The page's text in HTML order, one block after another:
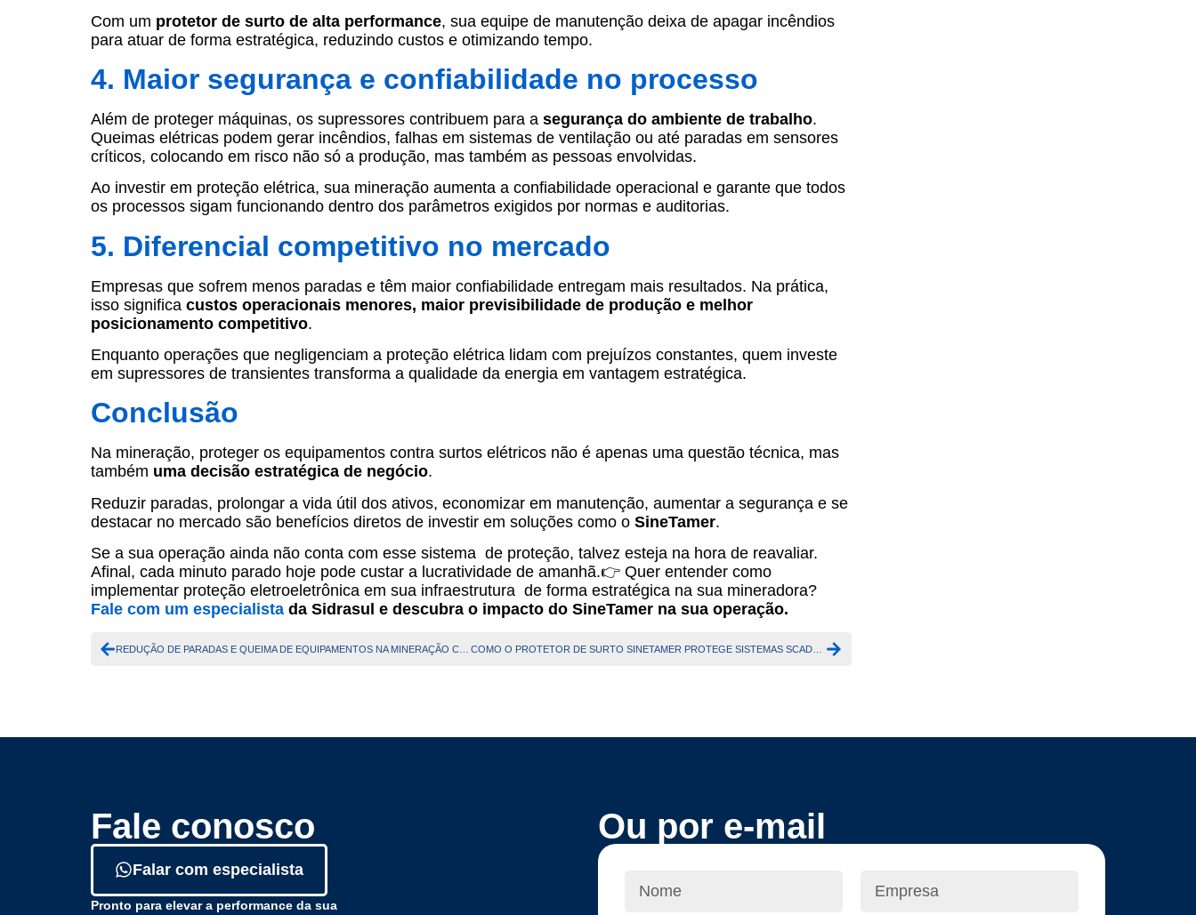
Com um protetor de surto de alta performance, sua equipe de manutenção deixa de apagar incêndios
para atuar de forma estratégica, reduzindo custos e otimizando tempo.
4. Maior segurança e confiabilidade no processo
Além de proteger máquinas, os supressores contribuem para a segurança do ambiente de trabalho.
Queimas elétricas podem gerar incêndios, falhas em sistemas de ventilação ou até paradas em sensores
críticos, colocando em risco não só a produção, mas também as pessoas envolvidas.
Ao investir em proteção elétrica, sua mineração aumenta a confiabilidade operacional e garante que todos
os processos sigam funcionando dentro dos parâmetros exigidos por normas e auditorias.
5. Diferencial competitivo no mercado
Empresas que sofrem menos paradas e têm maior confiabilidade entregam mais resultados. Na prática,
isso significa custos operacionais menores, maior previsibilidade de produção e melhor
posicionamento competitivo.
Enquanto operações que negligenciam a proteção elétrica lidam com prejuízos constantes, quem investe
em supressores de transientes transforma a qualidade da energia em vantagem estratégica.
Conclusão
Na mineração, proteger os equipamentos contra surtos elétricos não é apenas uma questão técnica, mas
também uma decisão estratégica de negócio.
Reduzir paradas, prolongar a vida útil dos ativos, economizar em manutenção, aumentar a segurança e se
destacar no mercado são benefícios diretos de investir em soluções como o SineTamer.
Se a sua operação ainda não conta com esse sistema de proteção, talvez esteja na hora de reavaliar.
Afinal, cada minuto parado hoje pode custar a lucratividade de amanhã.👉 Quer entender como
implementar proteção eletroeletrônica em sua infraestrutura de forma estratégica na sua mineradora?
Fale com um especialista da Sidrasul e descubra o impacto do SineTamer na sua operação.
Fale conosco
Falar com especialista
Pronto para elevar a performance da sua
Ou por e-mail